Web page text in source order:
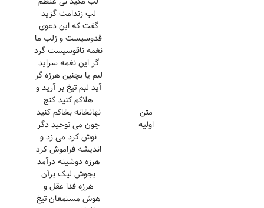
متن
اولیه
لب زندامت گزید
گفت که این دعوی
قدوسیست و زلب ما
نغمه ناقوسیست گرد
گر این نغمه سراید
لبم یا بچنین هرزه گر
آید لبم تیغ بر آرید و
هلاکم کنید کنج
نهانخانه بخاکم کنید
چون می توحید دگر
نوش کرد می زد و
اندیشه فراموش کرد
هرزه دوشینه درآمد
بجوش لیک برآن
هرزه فدا عقل و
هوش مستمعان تیغ